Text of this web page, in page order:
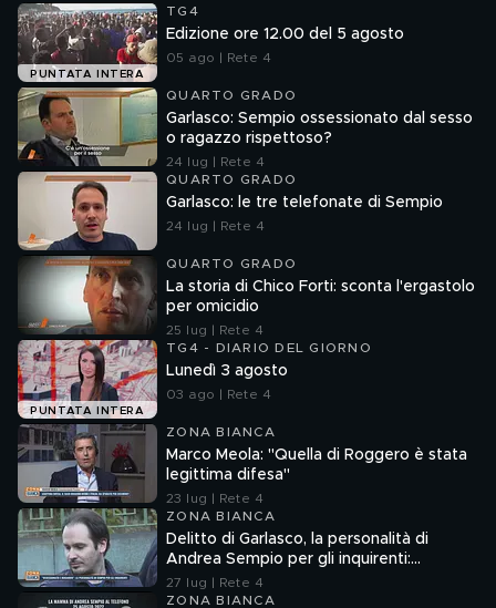
PUNTATA INTERA
TG4
Edizione ore 12.00 del 5 agosto
05 ago | Rete 4
QUARTO GRADO
Garlasco: Sempio ossessionato dal sesso
o ragazzo rispettoso?
24 lug | Rete 4
QUARTO GRADO
Garlasco: le tre telefonate di Sempio
24 lug | Rete 4
QUARTO GRADO
La storia di Chico Forti: sconta l'ergastolo
per omicidio
25 lug | Rete 4
PUNTATA INTERA
TG4 - DIARIO DEL GIORNO
Lunedì 3 agosto
03 ago | Rete 4
ZONA BIANCA
Marco Meola: "Quella di Roggero è stata
legittima difesa"
23 lug | Rete 4
ZONA BIANCA
Delitto di Garlasco, la personalità di
Andrea Sempio per gli inquirenti:
"Ossessionato e bugiardo"
27 lug | Rete 4
ZONA BIANCA